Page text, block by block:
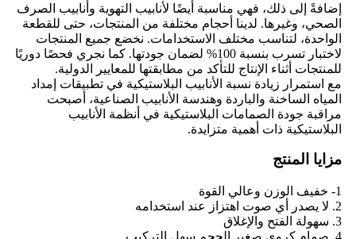
إضافةً إلى ذلك، فهي مناسبة أيضًا لأنابيب التهوية وأنابيب الصرف
الصحي، وغيرها. لدينا أحجام مختلفة من المنتجات، حتى للقطعة
الواحدة، لتناسب مختلف الاستخدامات. نخضع جميع المنتجات
لاختبار تسرب بنسبة 100% لضمان جودتها. كما نجري فحصًا دوريًا
للمنتجات أثناء الإنتاج للتأكد من مطابقتها للمعايير الدولية.
مع استمرار زيادة نسبة الأنابيب البلاستيكية في تطبيقات إمداد
المياه الساخنة والباردة وهندسة الأنابيب الصناعية، أصبحت
مراقبة جودة الصمامات البلاستيكية في أنظمة الأنابيب
البلاستيكية ذات أهمية متزايدة.
مزايا المنتج
1- خفيف الوزن وعالي القوة
2. لا يصدر أي صوت اهتزاز عند استخدامه
3. سهولة الفتح والإغلاق